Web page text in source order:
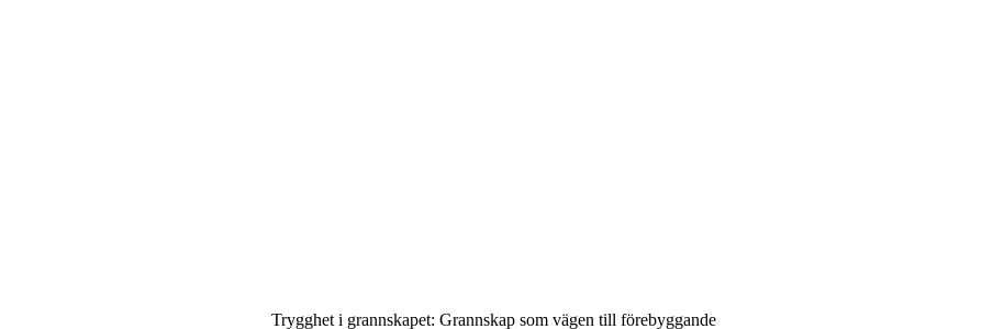
Trygghet i grannskapet: Grannskap som vägen till förebyggande